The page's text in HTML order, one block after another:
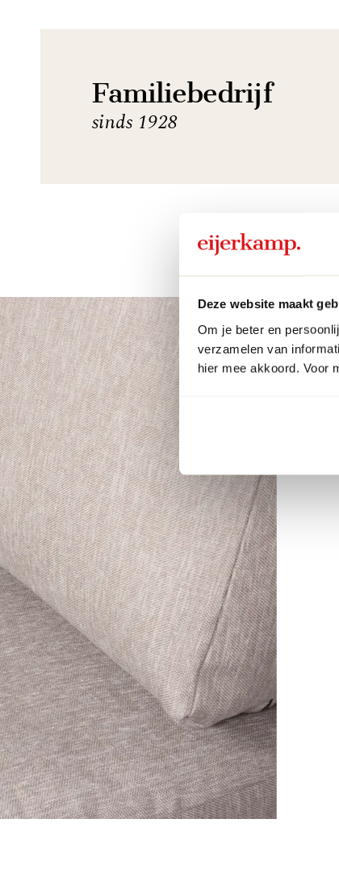
Deze website maakt
Om je beter en
verzamelen van
hier mee akkoord. Voor
Familiebedrijf
sinds 1928